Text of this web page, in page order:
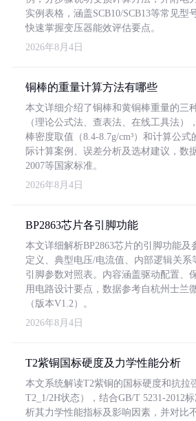
实例表格，涵盖SCB10/SCB13等常见型
快速掌握变压器能效评估要点。
2026年8月4日
铜棒的重量计算方法有哪些
本文详细介绍了铜棒和黄铜棒重量的三
（理论公式法、查表法、在线工具法）
棒密度取值（8.4-8.7g/cm³）和计算公式
际计算案例、误差分析及选材建议，数
2007等国家标准。
2026年8月4日
BP2863芯片各引脚功能
本文详细解析BP2863芯片的引脚功能及
定义、典型电压/电流值、内部逻辑关系
引脚参数对照表。内容涵盖驱动配置、
用电路设计要点，数据参考自杭州士兰
（版本V1.2）。
2026年8月4日
T2紫铜国标硬度及力学性能分析
本文系统解读T2紫铜的国标硬度和抗拉
T2_1/2H状态），结合GB/T 5231-2012
析其力学性能指标及影响因素，并对比